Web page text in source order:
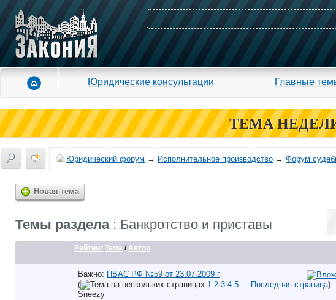
Юридические консультации Главные
ТЕМА
Юридический форум → Исполнительное производство → Форум
Новая тема
Темы раздела: Банкротство и приставы
Рейтинг Тема / Автор
Важно: ПВАС РФ №59 от 23.07.2009 г
(
1 2 3 4 5 Последняя страница)
Sneezy